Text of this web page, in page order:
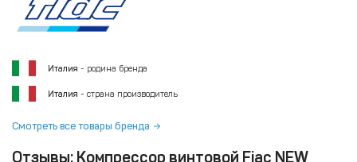
Италия - родина бренда
Италия - страна производитель
Смотреть все товары бренда
Отзывы: Компрессор винтовой Fiac NEW